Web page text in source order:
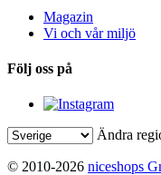
Magazin
Vi och vår miljö
Följ oss på
Ändra
© 2010-2026 niceshops